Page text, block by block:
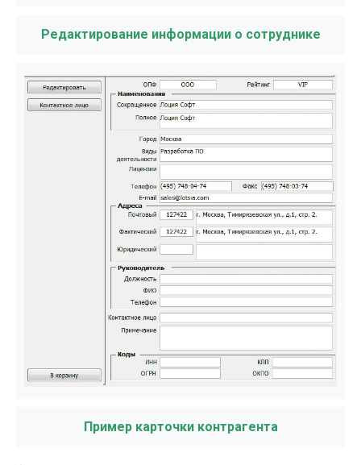
Редактирование информации о сотруднике
Пример карточки контрагента